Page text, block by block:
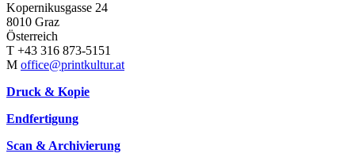
Kopernikusgasse 24
8010 Graz
Österreich
T +43 316 873-5151
M office@printkultur.at
Druck & Kopie
Endfertigung
Scan & Archivierung